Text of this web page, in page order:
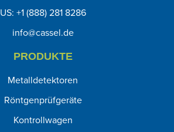
US: +1 (888) 281 8286
info@cassel.de
PRODUKTE
Metalldetektoren
Röntgenprüfgeräte
Kontrollwagen